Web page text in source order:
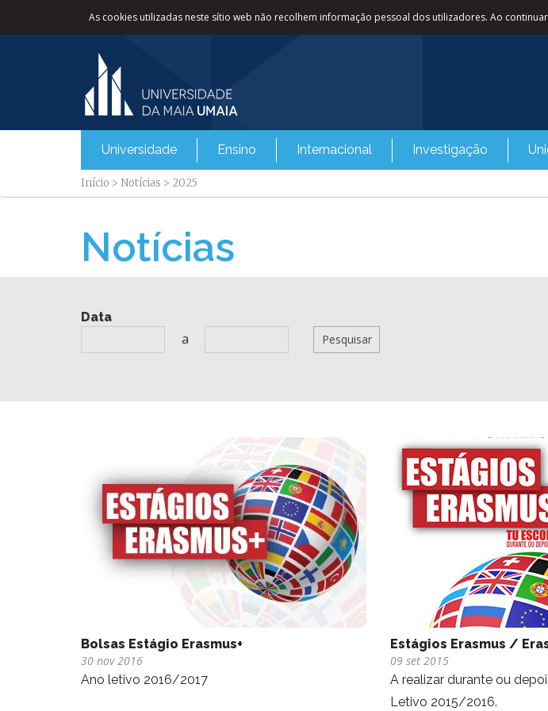
As cookies utilizadas neste sítio web não recolhem informação pessoal dos utilizadores. Ao
Universidade Ensino Internacional Investigação
Início > Notícias > 2025
Notícias
Data
a
Bolsas Estágio Erasmus+
30 nov 2016
Ano letivo 2016/2017
Estágios Erasmus /
09 set 2015
A realizar durante ou
Letivo 2015/2016.